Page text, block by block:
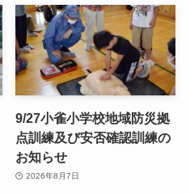
9/27小雀小学校地域防災拠
点訓練及び安否確認訓練の
お知らせ
2026年8月7日